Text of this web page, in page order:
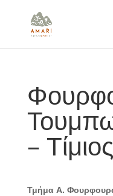
–
Τμήμα Α.